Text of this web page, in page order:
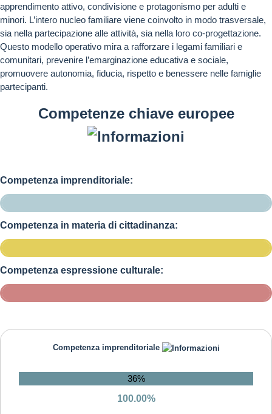
apprendimento attivo, condivisione e protagonismo per adulti e
minori. L’intero nucleo familiare viene coinvolto in modo trasversale,
sia nella partecipazione alle attività, sia nella loro co-progettazione.
Questo modello operativo mira a rafforzare i legami familiari e
comunitari, prevenire l’emarginazione educativa e sociale,
promuovere autonomia, fiducia, rispetto e benessere nelle famiglie
partecipanti.
Competenze chiave europee
Competenza imprenditoriale:
Competenza in materia di cittadinanza:
Competenza espressione culturale:
Competenza imprenditoriale
36%
100.00%